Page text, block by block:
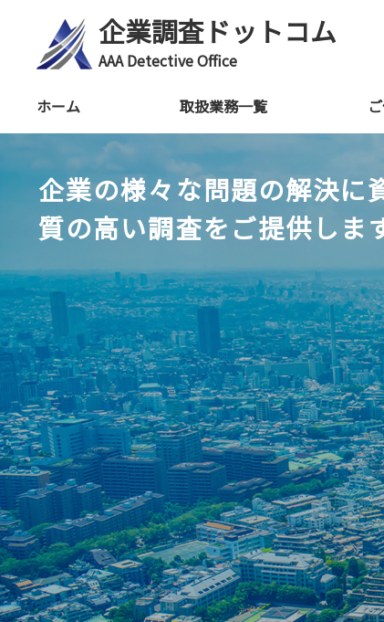
企業調査ドットコム
AAA Detective Office
ホーム 取扱業務一覧
企業の様々な問題の解決に
質の高い調査をご提供しま